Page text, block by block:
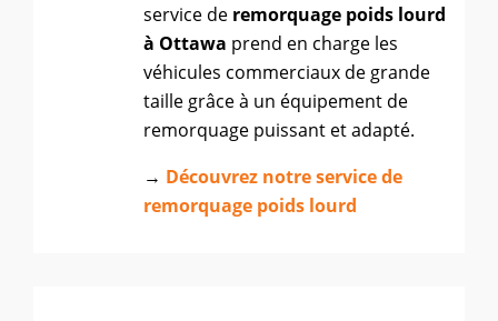
service de remorquage poids lourd
à Ottawa prend en charge les
véhicules commerciaux de grande
taille grâce à un équipement de
remorquage puissant et adapté.
→ Découvrez notre service de
remorquage poids lourd